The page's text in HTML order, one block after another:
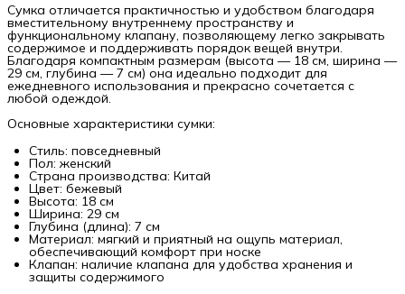
Сумка отличается практичностью и удобством благодаря
вместительному внутреннему пространству и
функциональному клапану, позволяющему легко закрывать
содержимое и поддерживать порядок вещей внутри.
Благодаря компактным размерам (высота — 18 см, ширина —
29 см, глубина — 7 см) она идеально подходит для
ежедневного использования и прекрасно сочетается с
любой одеждой.
Основные характеристики сумки:
Стиль: повседневный
Пол: женский
Страна производства: Китай
Цвет: бежевый
Высота: 18 см
Ширина: 29 см
Глубина (длина): 7 см
Материал: мягкий и приятный на ощупь материал,
обеспечивающий комфорт при носке
Клапан: наличие клапана для удобства хранения и
защиты содержимого